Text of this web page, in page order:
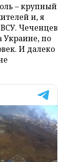
– крупный
и, я
Чеченцев
Украине, по
И далеко